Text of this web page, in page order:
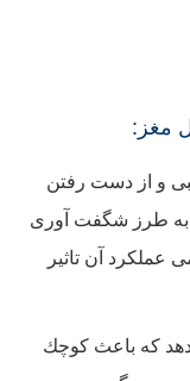
مغز:
و از دست رفتن
به طرز شگفت آوری
عملکرد آن تاثیر
دهد كه باعث كوچك